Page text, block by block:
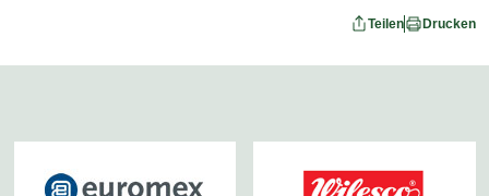
Teilen Drucken